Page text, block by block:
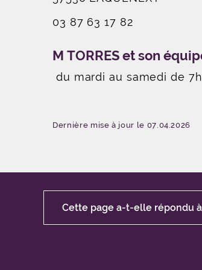
03 87 63 17 82
M TORRES et son
du mardi au samedi de
Dernière mise à jour le 07.04.2026
Cette page a-t-elle répondu